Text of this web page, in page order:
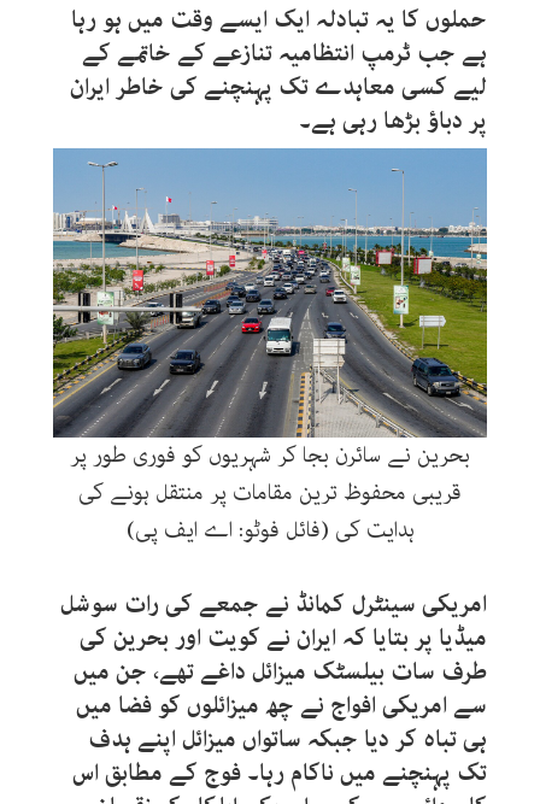
حملوں کا یہ تبادلہ ایک ایسے وقت میں ہو رہا
ہے جب ٹرمپ انتظامیہ تنازعے کے خاتمے کے
لیے کسی معاہدے تک پہنچنے کی خاطر ایران
پر دباؤ بڑھا رہی ہے۔
بحرین نے سائرن بجا کر شہریوں کو فوری طور پر
قریبی محفوظ ترین مقامات پر منتقل ہونے کی
ہدایت کی (فائل فوٹو: اے ایف پی)
امریکی سینٹرل کمانڈ نے جمعے کی رات سوشل
میڈیا پر بتایا کہ ایران نے کویت اور بحرین کی
طرف سات بیلسٹک میزائل داغے تھے، جن میں
سے امریکی افواج نے چھ میزائلوں کو فضا میں
ہی تباہ کر دیا جبکہ ساتواں میزائل اپنے ہدف
تک پہنچنے میں ناکام رہا۔ فوج کے مطابق اس